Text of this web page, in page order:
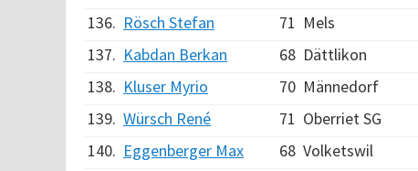
136. Rösch Stefan 71 Mels
137. Kabdan Berkan 68 Dättlikon
138. Kluser Myrio 70 Männedorf
139. Würsch René 71 Oberriet SG
140. Eggenberger Max 68 Volketswil